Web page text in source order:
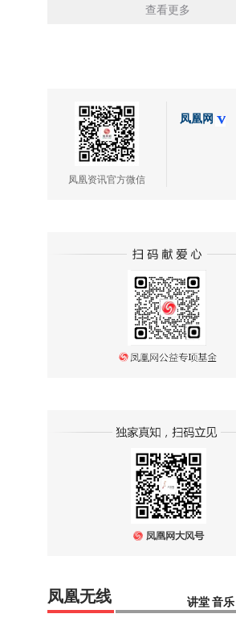
查看更多
凤凰资讯官方微信
凤凰网
讲堂 音乐
凤凰无线